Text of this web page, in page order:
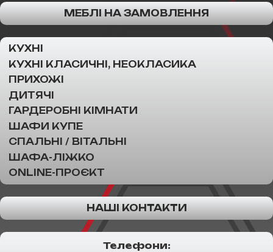
МЕБЛІ НА ЗАМОВЛЕННЯ
КУХНІ
КУХНІ КЛАСИЧНІ, НЕОКЛАСИКА
ПРИХОЖІ
ДИТЯЧІ
ГАРДЕРОБНІ КІМНАТИ
ШАФИ КУПЕ
СПАЛЬНІ / ВІТАЛЬНІ
ШАФА-ЛІЖКО
ONLINE-ПРОЄКТ
НАШІ КОНТАКТИ
Телефони: